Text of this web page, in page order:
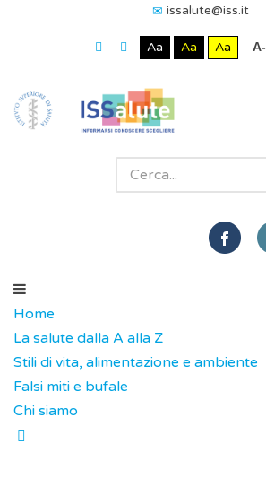
issalute@iss.it
Aa Aa Aa A-
Home
La salute dalla A alla Z
Stili di vita, alimentazione e ambiente
Falsi miti e bufale
Chi siamo